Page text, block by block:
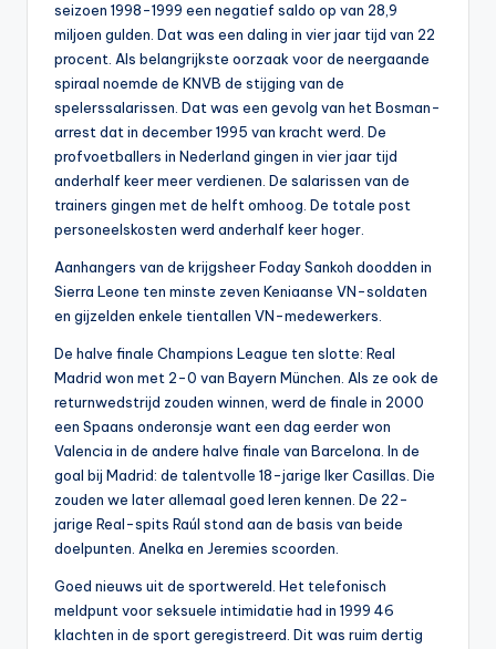
seizoen 1998-1999 een negatief saldo op van 28,9
miljoen gulden. Dat was een daling in vier jaar tijd van 22
procent. Als belangrijkste oorzaak voor de neergaande
spiraal noemde de KNVB de stijging van de
spelerssalarissen. Dat was een gevolg van het Bosman-
arrest dat in december 1995 van kracht werd. De
profvoetballers in Nederland gingen in vier jaar tijd
anderhalf keer meer verdienen. De salarissen van de
trainers gingen met de helft omhoog. De totale post
personeelskosten werd anderhalf keer hoger.
Aanhangers van de krijgsheer Foday Sankoh doodden in
Sierra Leone ten minste zeven Keniaanse VN-soldaten
en gijzelden enkele tientallen VN-medewerkers.
De halve finale Champions League ten slotte: Real
Madrid won met 2-0 van Bayern München. Als ze ook de
returnwedstrijd zouden winnen, werd de finale in 2000
een Spaans onderonsje want een dag eerder won
Valencia in de andere halve finale van Barcelona. In de
goal bij Madrid: de talentvolle 18-jarige Iker Casillas. Die
zouden we later allemaal goed leren kennen. De 22-
jarige Real-spits Raúl stond aan de basis van beide
doelpunten. Anelka en Jeremies scoorden.
Goed nieuws uit de sportwereld. Het telefonisch
meldpunt voor seksuele intimidatie had in 1999 46
klachten in de sport geregistreerd. Dit was ruim dertig